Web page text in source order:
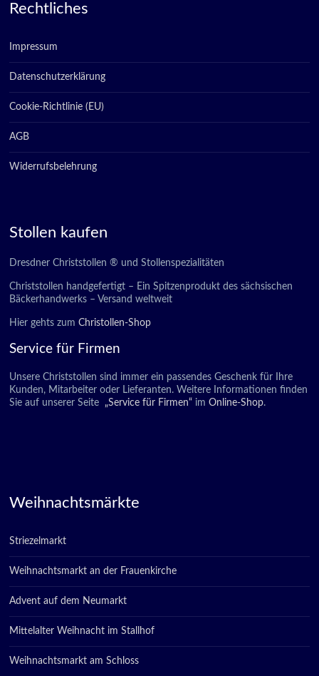
Rechtliches
Impressum
Datenschutzerklärung
Cookie-Richtlinie (EU)
AGB
Widerrufsbelehrung
Stollen kaufen
Dresdner Christstollen ® und Stollenspezialitäten
Christstollen handgefertigt – Ein Spitzenprodukt des sächsischen
Bäckerhandwerks – Versand weltweit
Hier gehts zumChristollen-Shop
Service für Firmen
Unsere Christstollen sind immer ein passendes Geschenk für Ihre
Kunden, Mitarbeiter oder Lieferanten. Weitere Informationen finden
Sie auf unserer Seite
„Service für Firmen“ im Online-Shop.
Weihnachtsmärkte
Striezelmarkt
Weihnachtsmarkt an der Frauenkirche
Advent auf dem Neumarkt
Mittelalter Weihnacht im Stallhof
Weihnachtsmarkt am Schloss